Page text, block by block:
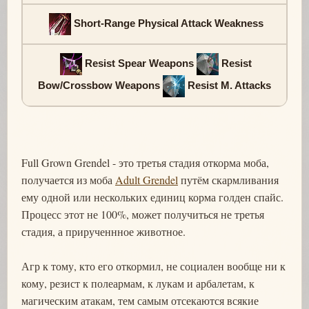
Short-Range Physical Attack Weakness
Resist Spear Weapons
Resist
Bow/Crossbow Weapons
Resist M. Attacks
Full Grown Grendel - это третья стадия откорма моба,
получается из моба Adult Grendel путём скармливания
ему одной или нескольких единиц корма голден спайс.
Процесс этот не 100%, может получиться не третья
стадия, а прирученнное животное.
Агр к тому, кто его откормил, не социален вообще ни к
кому, резист к полеармам, к лукам и арбалетам, к
магическим атакам, тем самым отсекаются всякие